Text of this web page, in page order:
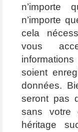
n’importe
n’importe
cela
vous
soient
données.
seront pas
sans votre
héritage